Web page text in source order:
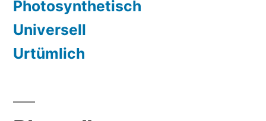
Photosynthetisch
Universell
Urtümlich